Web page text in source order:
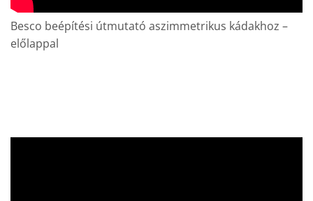
Besco beépítési útmutató aszimmetrikus kádakhoz –
előlappal